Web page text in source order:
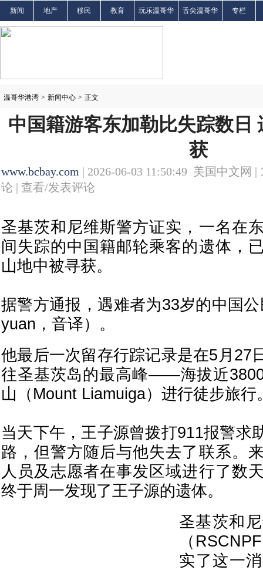
新闻 地产 移民 教育 玩乐温哥华 舌尖温哥华 专栏
温哥华港湾 > 新闻中心 > 正文
中国籍游客东加勒比失踪数日
获
www.bcbay.com | 2026-06-03 11:50:49 美国中文网 |
论 | 查看/发表评论
圣基茨和尼维斯警方证实，一名在
间失踪的中国籍邮轮乘客的遗体，
山地中被寻获。
据警方通报，遇难者为33岁的中国
yuan，音译）。
他最后一次留存行踪记录是在5月27
往圣基茨岛的最高峰——海拔近
山（Mount Liamuiga）进行徒步旅行
当天下午，王子源曾拨打911报警求
路，但警方随后与他失去了联系。
人员及志愿者在事发区域进行了数
终于周一发现了王子源的遗体。
圣基茨和
（
实了这一